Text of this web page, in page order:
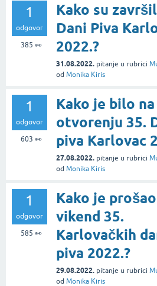
1
odgovor
385 👀
Kako su
Dani Piva
2022.?
31.08.2022. pitanje u rubrici
od Monika Kiris
1
odgovor
603 👀
Kako je bilo na
otvorenju 35.
piva Karlovac
27.08.2022. pitanje u rubrici
od Monika Kiris
1
odgovor
585 👀
Kako je prošao
vikend 35.
Karlovačkih
piva 2022.?
29.08.2022. pitanje u rubrici
od Monika Kiris